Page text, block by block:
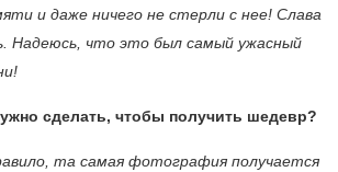
и даже ничего не стерли с нее! Слава
Надеюсь, что это был самый ужасный
сделать, чтобы получить шедевр?
та самая фотография получается